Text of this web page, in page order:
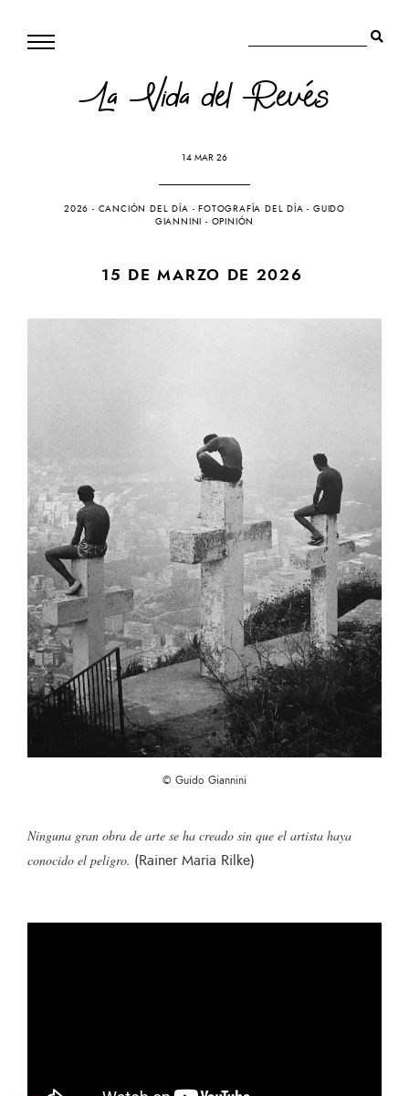
La Vida del Revés
14 MAR 26
2026 - CANCIÓN DEL DÍA -FOTOGRAFÍA DEL DÍA - GUIDO
GIANNINI - OPINIÓN
15 DE MARZO DE 2026
© Guido Giannini
Ninguna gran obra de arte se ha creado sin que el artista haya
conocido el peligro. (Rainer Maria Rilke)